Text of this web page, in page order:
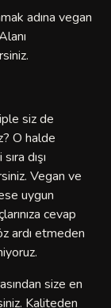
adına vegan
siz de
O halde
dışı
Vegan ve
uygun
cevap
ardı etmeden
size en
Kaliteden